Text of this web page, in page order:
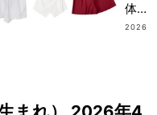
体型
カバ
2026